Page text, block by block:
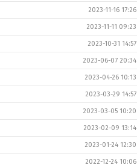
2023-11-16 17:26
2023-11-11 09:23
2023-10-31 14:57
2023-06-07 20:34
2023-04-26 10:13
2023-03-29 14:57
2023-03-05 10:20
2023-02-09 13:14
2023-01-24 12:30
2022-12-24 10:06